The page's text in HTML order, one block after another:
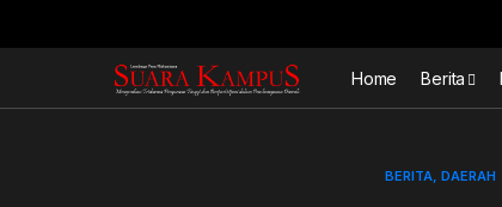
Home Berita
BERITA DAERAH